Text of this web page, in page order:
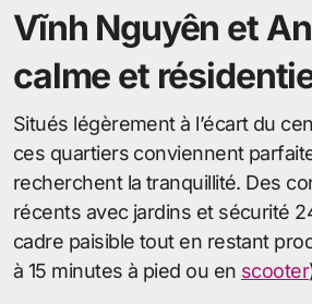
Vĩnh Nguyên et
calme et
Situés légèrement à l’écart du
ces quartiers conviennent
recherchent la tranquillité. Des
récents avec jardins et sécurité
cadre paisible tout en restant
à 15 minutes à pied ou en scooter